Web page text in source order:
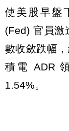
使美股早盤
(Fed) 官員激
數收斂跌幅
積電 ADR
1.54%。